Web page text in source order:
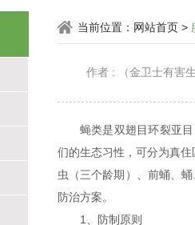
当前位置： 网站首页 >
作者 : （金卫士有害
蝇类是双翅目环裂亚
们的生态习性，可分为真
虫（三个龄期）、前蛹、
防治方案。
1、防制原则